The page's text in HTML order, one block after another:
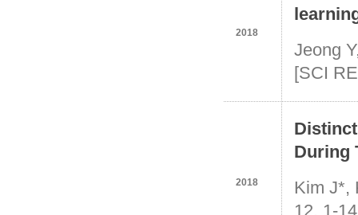
2018
Jeong
[SCI
2018
During
Kim J*,
12, 1-